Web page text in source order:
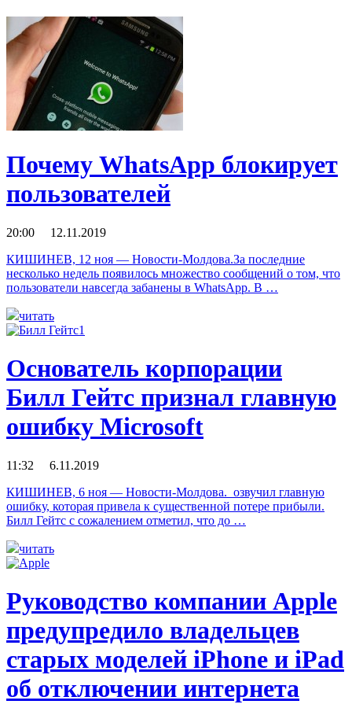
Почему WhatsApp блокирует
пользователей
20:00 12.11.2019
КИШИНЕВ, 12 ноя — Новости-Молдова.За последние
несколько недель появилось множество сообщений о том, что
пользователи навсегда забанены в WhatsApp. В …
читать
Основатель корпорации
Билл Гейтс признал главную
ошибку Microsoft
11:32 6.11.2019
КИШИНЕВ, 6 ноя — Новости-Молдова. озвучил главную
ошибку, которая привела к существенной потере прибыли.
Билл Гейтс с сожалением отметил, что до …
читать
Руководство компании Apple
предупредило владельцев
старых моделей iPhone и iPad
об отключении интернета